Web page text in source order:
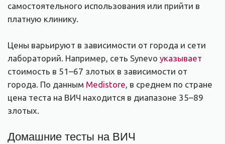
самостоятельного использования или прийти в
платную клинику.
Цены варьируют в зависимости от города и сети
лабораторий. Например, сеть Synevo указывает
стоимость в 51–67 злотых в зависимости от
города. По данным Medistore, в среднем по стране
цена теста на ВИЧ находится в диапазоне 35–89
злотых.
Домашние тесты на ВИЧ